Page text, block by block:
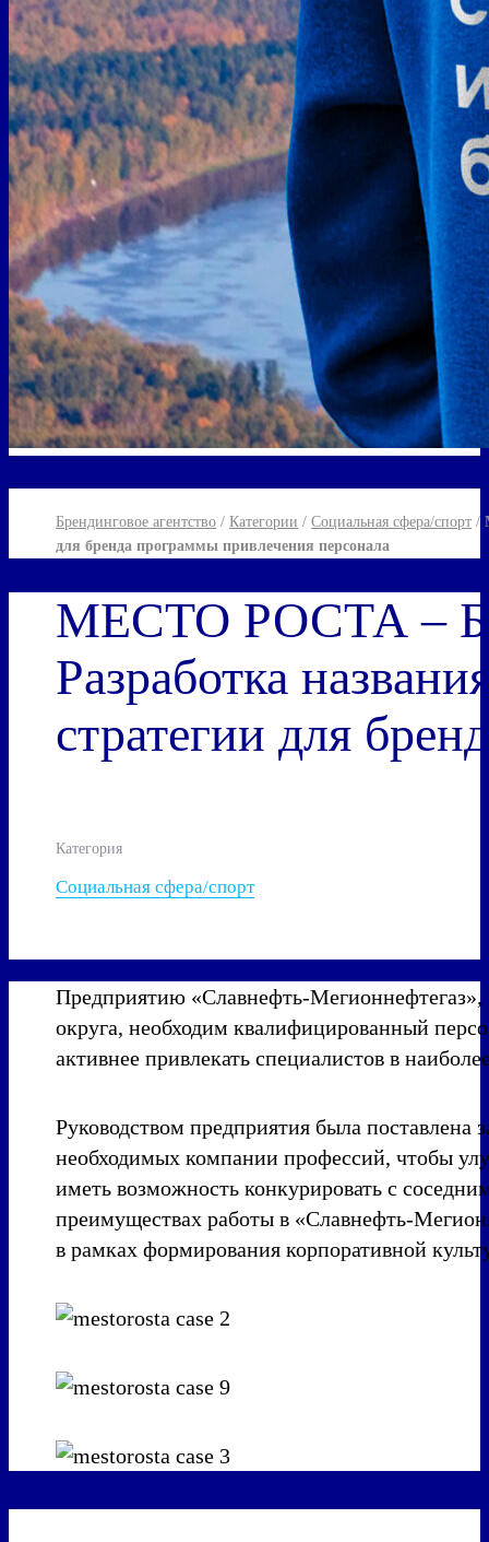
Брендинговое агентство /Категории /Социальная сфера/спорт /
для бренда программы привлечения персонала
МЕСТО РОСТА –
Разработка
стратегии для
Категория
Социальная сфера/спорт
Предприятию «Славнефть-Мегионнефтегаз»,
округа, необходим квалифицированный
активнее привлекать специалистов в
Руководством предприятия была поставлена
необходимых компании профессий, чтобы
иметь возможность конкурировать с
преимуществах работы в «Славнефть-
в рамках формирования корпоративной